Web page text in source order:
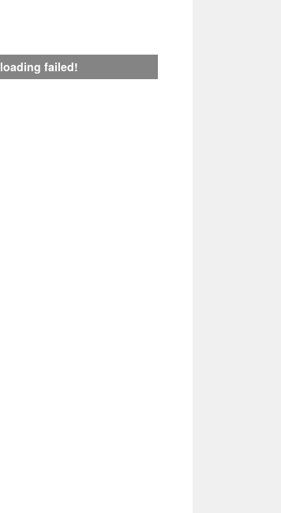
loading failed!